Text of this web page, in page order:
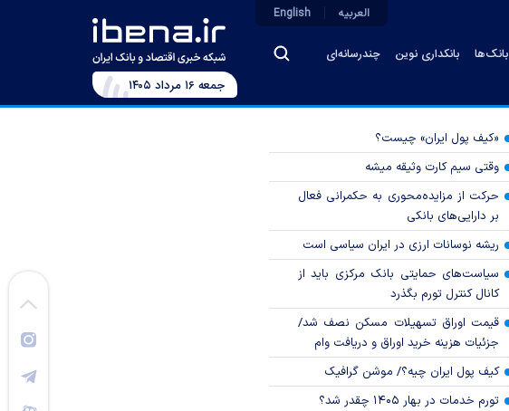
بانک‌ها بانکداری نوین چندرسانه‌ای
العربیه English
جمعه ۱۶ مرداد ۱۴۰۵
«کیف پول ایران» چیست؟
وقتی سیم کارت وثیقه میشه
حرکت از مزایده‌محوری به حکمرانی فعال
بر دارایی‌های بانکی
ریشه نوسانات ارزی در ایران سیاسی است
سیاست‌های حمایتی بانک مرکزی باید از
کانال کنترل تورم بگذرد
قیمت اوراق تسهیلات مسکن نصف شد/
جزئیات هزینه خرید اوراق و دریافت وام
کیف پول ایران چیه؟/ موشن گرافیک
تورم خدمات در بهار ۱۴۰۵ چقدر شد؟